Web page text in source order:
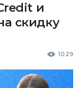
и
скидку
1029